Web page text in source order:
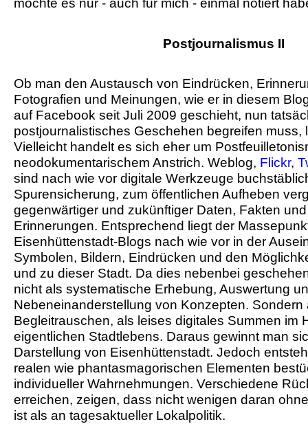
Postjournalismus II
Ob man den Austausch von Eindrücken,
Fotografien und Meinungen, wie er in diesem
auf Facebook seit Juli 2009 geschieht, nun
postjournalistisches Geschehen begreifen muss,
Vielleicht handelt es sich eher um
neodokumentarischem Anstrich. Weblog, Flickr,
sind nach wie vor digitale Werkzeuge
Spurensicherung, zum öffentlichen Aufheben
gegenwärtiger und zukünftiger Daten, Fakten
Erinnerungen. Entsprechend liegt der
Eisenhüttenstadt-Blogs nach wie vor in der
Symbolen, Bildern, Eindrücken und den
und zu dieser Stadt. Da dies nebenbei
nicht als systematische Erhebung, Auswertung
Nebeneinanderstellung von Konzepten. Sondern
Begleitrauschen, als leises digitales Summen im
eigentlichen Stadtlebens. Daraus gewinnt man
Darstellung von Eisenhüttenstadt. Jedoch
realen wie phantasmagorischen Elementen
individueller Wahrnehmungen. Verschiedene
erreichen, zeigen, dass nicht wenigen daran
ist als an tagesaktueller Lokalpolitik.